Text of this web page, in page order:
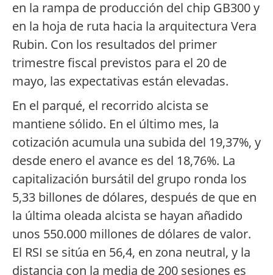
en la rampa de producción del chip GB300 y
en la hoja de ruta hacia la arquitectura Vera
Rubin. Con los resultados del primer
trimestre fiscal previstos para el 20 de
mayo, las expectativas están elevadas.
En el parqué, el recorrido alcista se
mantiene sólido. En el último mes, la
cotización acumula una subida del 19,37%, y
desde enero el avance es del 18,76%. La
capitalización bursátil del grupo ronda los
5,33 billones de dólares, después de que en
la última oleada alcista se hayan añadido
unos 550.000 millones de dólares de valor.
El RSI se sitúa en 56,4, en zona neutral, y la
distancia con la media de 200 sesiones es